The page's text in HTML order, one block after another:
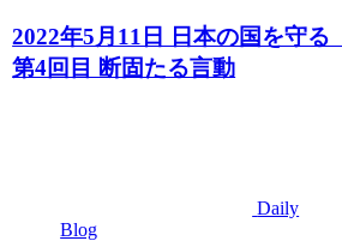
2022年5月11日 日本の国を守る
第4回目 断固たる言動
Daily
Blog